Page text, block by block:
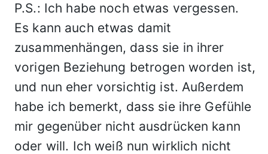
P.S.: Ich habe noch etwas vergessen.
Es kann auch etwas damit
zusammenhängen, dass sie in ihrer
vorigen Beziehung betrogen worden ist,
und nun eher vorsichtig ist. Außerdem
habe ich bemerkt, dass sie ihre Gefühle
mir gegenüber nicht ausdrücken kann
oder will. Ich weiß nun wirklich nicht